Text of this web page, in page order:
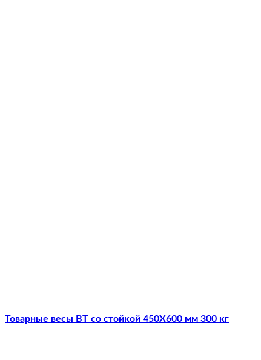
Товарные весы ВТ со стойкой 450Х600 мм 300 кг